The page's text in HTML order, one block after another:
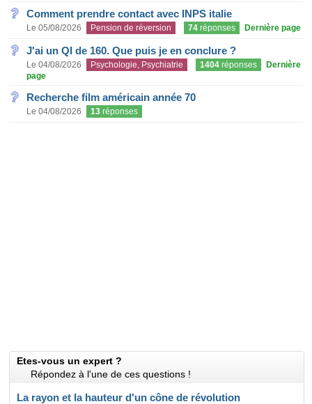
Comment prendre contact avec INPS italie
Le 05/08/2026 Pension de réversion 74 réponses Dernière page
J'ai un QI de 160. Que puis je en conclure ?
Le 04/08/2026 Psychologie, Psychiatrie 1404 réponses
Dernière
page
Recherche film américain année 70
Le 04/08/2026 13 réponses
Etes-vous un expert ?
Répondez à l'une de ces questions !
La rayon et la hauteur d'un cône de révolution